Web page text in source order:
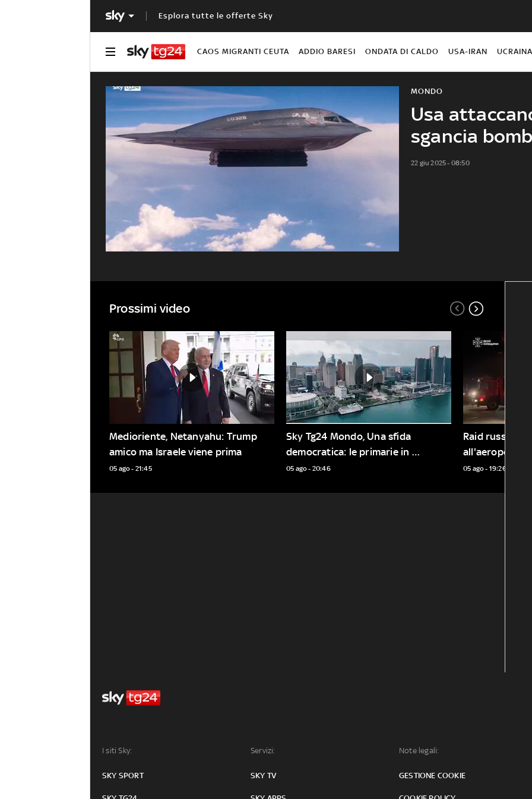
Esplora tutte le offerte Sky
CAOS MIGRANTI CEUTA ADDIO BARESI ONDATA DI CALDO USA-IRAN UCRAINA
Usa
sgancia
MONDO
22 giu 2025 - 08:50
Prossimi video
Medioriente, Netanyahu: Trump
amico ma Israele viene prima
05 ago - 21:45
Sky Tg24 Mondo, Una sfida
democratica: le primarie in
Michigan
05 ago - 20:46
Raid russi su
all'aeroporto
05 ago - 19:26
I siti Sky:
SKY SPORT
Servizi:
SKY TV
Note legali:
GESTIONE COOKIE